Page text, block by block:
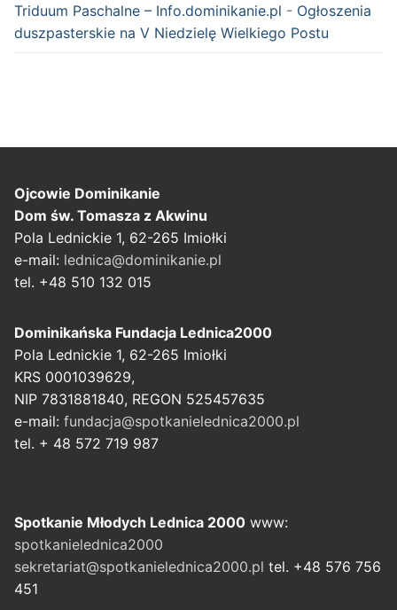
Triduum Paschalne – Info.dominikanie.pl - Ogłoszenia
duszpasterskie na V Niedzielę Wielkiego Postu
Ojcowie Dominikanie
Dom św. Tomasza z Akwinu
Pola Lednickie 1, 62-265 Imiołki
e-mail: lednica@dominikanie.pl
tel. +48 510 132 015
Dominikańska Fundacja Lednica2000
Pola Lednickie 1, 62-265 Imiołki
KRS 0001039629,
NIP 7831881840, REGON 525457635
e-mail: fundacja@spotkanielednica2000.pl
tel. + 48 572 719 987
Spotkanie Młodych Lednica 2000 www:
spotkanielednica2000
sekretariat@spotkanielednica2000.pl tel. +48 576 756
451